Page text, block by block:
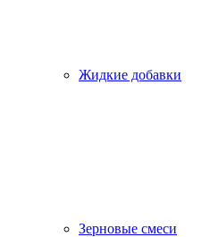
Жидкие добавки
Зерновые смеси